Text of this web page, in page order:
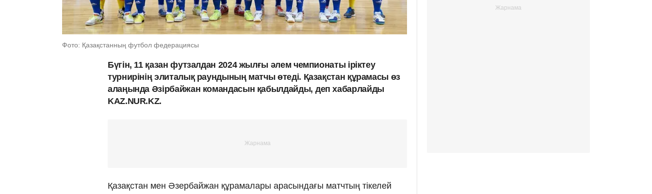
Фото: Қазақстанның футбол федерациясы
Бүгін, 11 қазан футзалдан 2024 жылғы әлем чемпионаты іріктеу
турнирінің элиталық раундының матчы өтеді. Қазақстан құрамасы өз
алаңында Әзірбайжан командасын қабылдайды, деп хабарлайды
KAZ.NUR.KZ.
Қазақстан мен Әзербайжан құрамалары арасындағы матчтың тікелей